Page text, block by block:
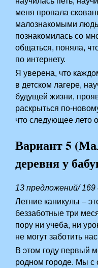
меня пропала
малознакомыми
познакомилась со
общаться, поняла,
по интернету.
Я уверена, что
в детском лагере,
будущей жизни,
раскрыться по-
что следующее лето
Вариант 5
деревня у
13 предложений/ 169
Летние каникулы –
беззаботные три
пору ни учеба, ни
не могут заботить
В этом году первый
родном городе. Мы с